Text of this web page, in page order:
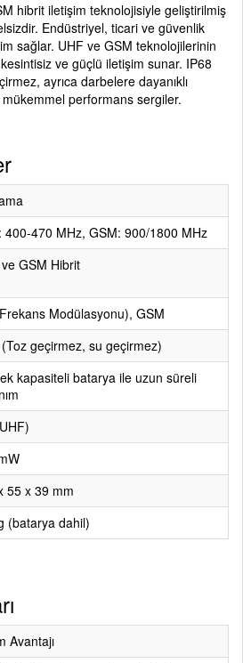
hibrit iletişim teknolojisiyle geliştirilmiş
Endüstriyel, ticari ve güvenlik
sağlar. UHF ve GSM teknolojilerinin
ve güçlü iletişim sunar. IP68
ayrıca darbelere dayanıklı
mükemmel performans sergiler.
400-470 MHz, GSM: 900/1800 MHz
GSM Hibrit
Modülasyonu), GSM
geçirmez, su geçirmez)
kapasiteli batarya ile uzun süreli
55 x 39 mm
(batarya dahil)
Avantajı